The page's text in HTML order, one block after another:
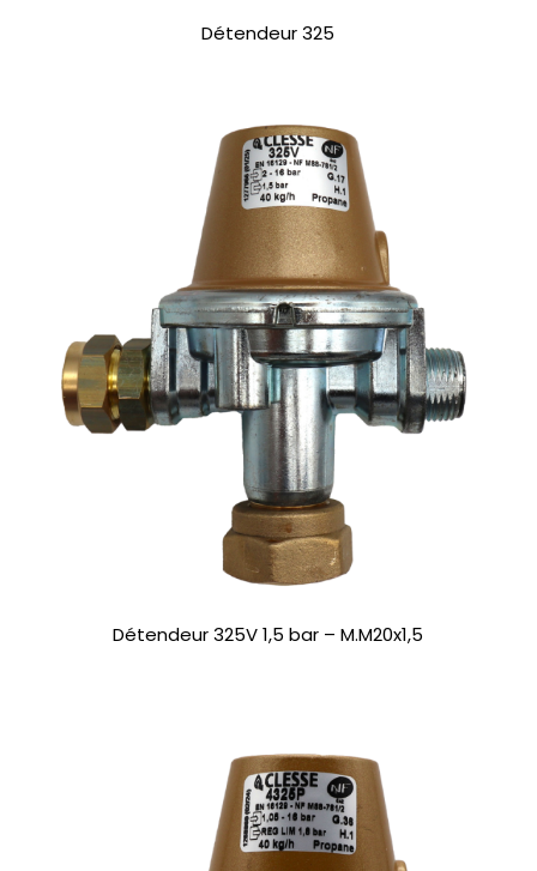
Détendeur 325
Détendeur 325V 1,5 bar – M.M20x1,5